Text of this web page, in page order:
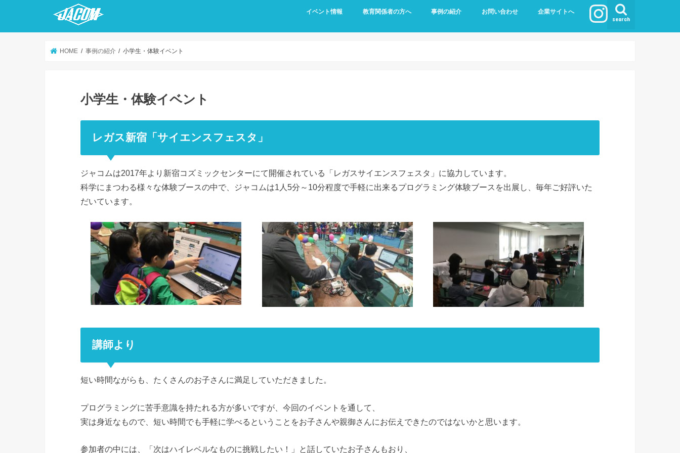
search
イベント情報
保護者の方へ
教材について
教育関係者の方へ 事例の紹介
小学生・体験イベント
小学生・短期講座
小学校・定期講座
中学生・技術家庭科
中学生・特別支援学級
IT専門学校
職場体験学習
お問い合わせ 企業サイトへ
HOME 事例の紹介 小学生・体験イベント
小学生・体験イベント
レガス新宿「サイエンスフェスタ」
ジャコムは2017年より新宿コズミックセンターにて開催されている「レガスサイエンスフェスタ」に協力しています。
科学にまつわる様々な体験ブースの中で、ジャコムは1人5分～10分程度で手軽に出来るプログラミング体験ブースを出展し、毎年ご好評いた
だいています。
講師より
短い時間ながらも、たくさんのお子さんに満足していただきました。
プログラミングに苦手意識を持たれる方が多いですが、今回のイベントを通して、
実は身近なもので、短い時間でも手軽に学べるということをお子さんや親御さんにお伝えできたのではないかと思います。
参加者の中には、「次はハイレベルなものに挑戦したい！」と話していたお子さんもおり、